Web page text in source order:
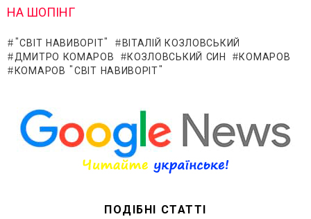
НА ШОПІНГ
"СВІТ НАВИВОРІТ"
ВІТАЛІЙ КОЗЛОВСЬКИЙ
ДМИТРО КОМАРОВ
КОЗЛОВСЬКИЙ СИН
КОМАРОВ
КОМАРОВ "СВІТ НАВИВОРІТ"
ПОДІБНІ СТАТТІ